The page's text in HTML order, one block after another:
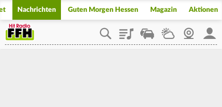
Nachrichten Guten Morgen Hessen Magazin Aktionen
PlaylistStaupilotWetterWebcam